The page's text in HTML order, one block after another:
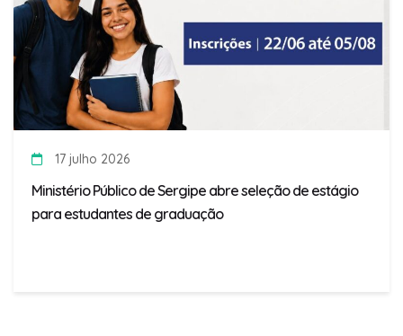
17 julho 2026
Ministério Público de Sergipe abre seleção de estágio
para estudantes de graduação